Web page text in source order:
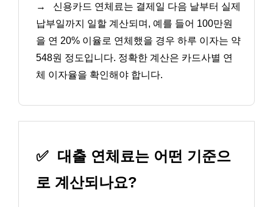
→
신용카드 연체료는 결제일 다음 날부터 실제
납부일까지 일할 계산되며, 예를 들어 100만원
을 연 20% 이율로 연체했을 경우 하루 이자는 약
548원 정도입니다. 정확한 계산은 카드사별 연
체 이자율을 확인해야 합니다.
✅ 대출 연체료는 어떤 기준으
로 계산되나요?